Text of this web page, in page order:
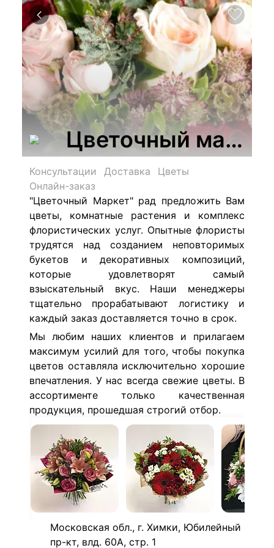
Цветочный
Консультации Доставка
Цветы
Онлайн-заказ
"Цветочный Маркет" рад предложить Вам
цветы, комнатные растения и комплекс
флористических услуг. Опытные флористы
трудятся над созданием неповторимых
букетов и декоративных композиций,
которые удовлетворят самый
взыскательный вкус. Наши менеджеры
тщательно прорабатывают логистику и
каждый заказ доставляется точно в срок.
Мы любим наших клиентов и прилагаем
максимум усилий для того, чтобы покупка
цветов оставляла исключительно хорошие
впечатления. У нас всегда свежие цветы. В
ассортименте только качественная
продукция, прошедшая строгий отбор.
Московская обл., г. Химки, Юбилейный
пр-кт, влд. 60А, стр. 1